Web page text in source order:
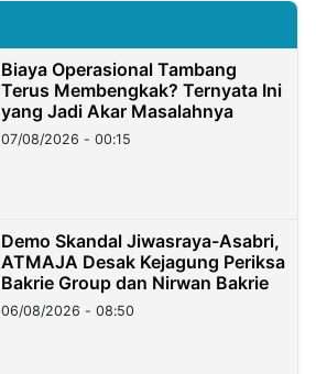
Biaya Operasional Tambang
Terus Membengkak? Ternyata Ini
yang Jadi Akar Masalahnya
07/08/2026 - 00:15
Demo Skandal Jiwasraya-Asabri,
ATMAJA Desak Kejagung Periksa
Bakrie Group dan Nirwan Bakrie
06/08/2026 - 08:50